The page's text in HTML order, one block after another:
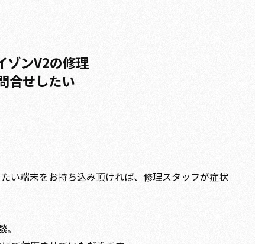
ゾンV2の修理
合せしたい
い端末をお持ち込み頂ければ、修理スタッフが症状